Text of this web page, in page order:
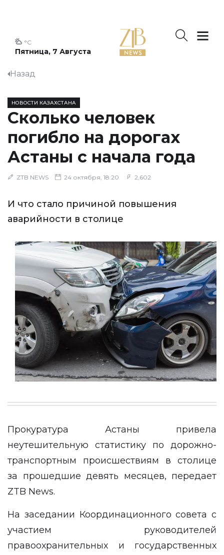
Пятница, 7 Августа
°C
Назад
НОВОСТИ КАЗАХСТАНА
Сколько человек
погибло на дорогах
Астаны с начала года
ZTB NEWS 24 октября, 18:20 2,602
И что стало причиной повышения
аварийности в столице
Прокуратура Астаны привела
неутешительную статистику по дорожно-
транспортным происшествиям в столице
за прошедшие девять месяцев, передает
ZTB News.
На заседании Координационного совета с
участием руководителей
правоохранительных и государственных